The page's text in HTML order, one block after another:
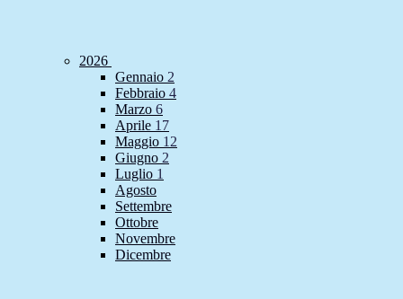
2026
Gennaio 2
Febbraio 4
Marzo 6
Aprile 17
Maggio 12
Giugno 2
Luglio 1
Agosto
Settembre
Ottobre
Novembre
Dicembre